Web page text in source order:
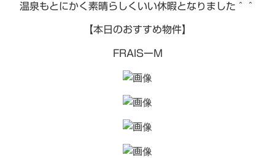
温泉もとにかく素晴らしくいい休暇となりました＾＾
【本日のおすすめ物件】
FRAISーM